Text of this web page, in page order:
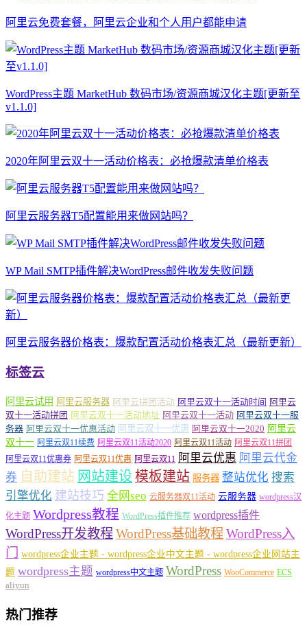
阿里云免费套餐，阿里云企业和个人用户都能申请
WordPress主题 MarketHub 数码市场/资源商城汉化主题[更新至
v1.1.0]
2020年阿里云双十一活动价格表：必抢爆款清单价格表
阿里云服务器T5配置能用来做网站吗？
WP Mail SMTP插件解决WordPress邮件收发失败问题
阿里云服务器价格表：爆款配置活动价格表汇总（最新更新）
标签云
阿里云试用 阿里云服务器 阿里云拼团活动 阿里云双十一活动时间 阿里云
双十一活动拼团 阿里云双十一活动地址 阿里云双十一活动 阿里云双十一服
务器 阿里云双十一优惠活动 阿里云双十一优惠 阿里云双十一2020 阿里云
双十一 阿里云双11续费 阿里云双11活动2020 阿里云双11活动 阿里云双11拼团
阿里云双11优惠券 阿里云双11优惠 阿里云双11 阿里云优惠 阿里云代金
券 自助建站 网站建设 模板建站 服务器 整站优化 搜索
引擎优化 建站技巧 全网seo 云服务器双11活动 云服务器 wordpress汉
化主题 Wordpress教程 WordPress插件推荐 wordpress插件
WordPress开发教程WordPress基础教程WordPress入
门
wordpress企业主题 - wordpress企业中文主题 - wordpress企业网站主
题 wordpress主题 wordpress中文主题 WordPress WooCommerce ECS
aliyun
热门推荐